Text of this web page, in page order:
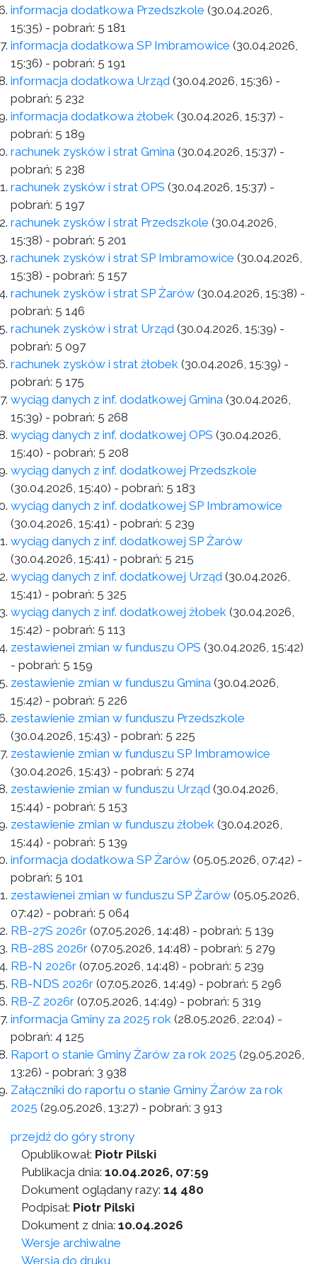
informacja dodatkowa Przedszkole (30.04.2026,
15:35) - pobrań: 5 181
informacja dodatkowa SP Imbramowice (30.04.2026,
15:36) - pobrań: 5 191
informacja dodatkowa Urząd (30.04.2026, 15:36) -
pobrań: 5 232
informacja dodatkowa żłobek (30.04.2026, 15:37) -
pobrań: 5 189
rachunek zysków i strat Gmina (30.04.2026, 15:37) -
pobrań: 5 238
rachunek zysków i strat OPS (30.04.2026, 15:37) -
pobrań: 5 197
rachunek zysków i strat Przedszkole (30.04.2026,
15:38) - pobrań: 5 201
rachunek zysków i strat SP Imbramowice (30.04.2026,
15:38) - pobrań: 5 157
rachunek zysków i strat SP Żarów (30.04.2026, 15:38) -
pobrań: 5 146
rachunek zysków i strat Urząd (30.04.2026, 15:39) -
pobrań: 5 097
rachunek zysków i strat żłobek (30.04.2026, 15:39) -
pobrań: 5 175
wyciąg danych z inf. dodatkowej Gmina (30.04.2026,
15:39) - pobrań: 5 268
wyciąg danych z inf. dodatkowej OPS (30.04.2026,
15:40) - pobrań: 5 208
wyciąg danych z inf. dodatkowej Przedszkole
(30.04.2026, 15:40) - pobrań: 5 183
wyciąg danych z inf. dodatkowej SP Imbramowice
(30.04.2026, 15:41) - pobrań: 5 239
wyciąg danych z inf. dodatkowej SP Żarów
(30.04.2026, 15:41) - pobrań: 5 215
wyciąg danych z inf. dodatkowej Urząd (30.04.2026,
15:41) - pobrań: 5 325
wyciąg danych z inf. dodatkowej żłobek (30.04.2026,
15:42) - pobrań: 5 113
zestawienei zmian w funduszu OPS (30.04.2026, 15:42)
- pobrań: 5 159
zestawienie zmian w funduszu Gmina (30.04.2026,
15:42) - pobrań: 5 226
zestawienie zmian w funduszu Przedszkole
(30.04.2026, 15:43) - pobrań: 5 225
zestawienie zmian w funduszu SP Imbramowice
(30.04.2026, 15:43) - pobrań: 5 274
zestawienie zmian w funduszu Urząd (30.04.2026,
15:44) - pobrań: 5 153
zestawienie zmian w funduszu żłobek (30.04.2026,
15:44) - pobrań: 5 139
informacja dodatkowa SP Żarów (05.05.2026, 07:42) -
pobrań: 5 101
zestawienei zmian w funduszu SP Żarów (05.05.2026,
07:42) - pobrań: 5 064
RB-27S 2026r (07.05.2026, 14:48) - pobrań: 5 139
RB-28S 2026r (07.05.2026, 14:48) - pobrań: 5 279
RB-N 2026r (07.05.2026, 14:48) - pobrań: 5 239
RB-NDS 2026r (07.05.2026, 14:49) - pobrań: 5 296
RB-Z 2026r (07.05.2026, 14:49) - pobrań: 5 319
informacja Gminy za 2025 rok (28.05.2026, 22:04) -
pobrań: 4 125
Raport o stanie Gminy Żarów za rok 2025 (29.05.2026,
13:26) - pobrań: 3 938
Załączniki do raportu o stanie Gminy Źarów za rok
2025 (29.05.2026, 13:27) - pobrań: 3 913
przejdź do góry strony
Opublikował: Piotr Pilski
Publikacja dnia: 10.04.2026, 07:59
Dokument oglądany razy: 14 480
Podpisał: Piotr Pilski
Dokument z dnia: 10.04.2026
Wersje archiwalne
Wersja do druku